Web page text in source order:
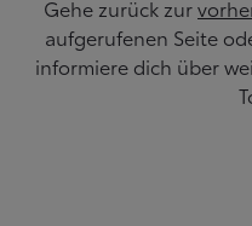
Gehe zurück zur
aufgerufenen Seite
informiere dich über